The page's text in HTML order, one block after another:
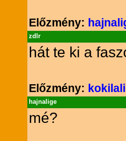
Előzmény:
zdlr
hát te ki a
Előzmény:
hajnalige
mé?